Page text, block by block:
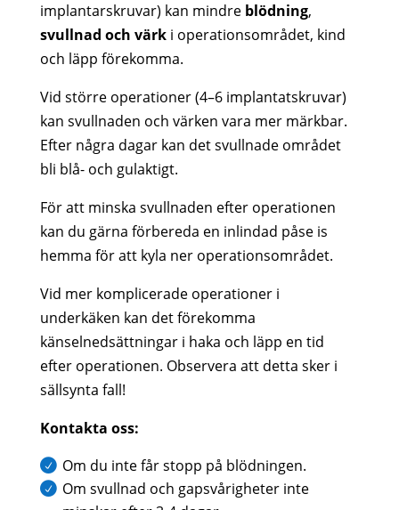
implantarskruvar) kan mindre blödning,
svullnad och värki operationsområdet, kind
och läpp förekomma.
Vid större operationer (4–6 implantatskruvar)
kan svullnaden och värken vara mer märkbar.
Efter några dagar kan det svullnade området
bli blå- och gulaktigt.
För att minska svullnaden efter operationen
kan du gärna förbereda en inlindad påse is
hemma för att kyla ner operationsområdet.
Vid mer komplicerade operationer i
underkäken kan det förekomma
känselnedsättningar i haka och läpp en tid
efter operationen. Observera att detta sker i
sällsynta fall!
Kontakta oss:
Om du inte får stopp på blödningen.
Om svullnad och gapsvårigheter inte